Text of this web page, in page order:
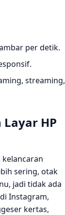
per detik.
streaming,
HP
sering, otak
jadi tidak ada
Instagram,
kertas,